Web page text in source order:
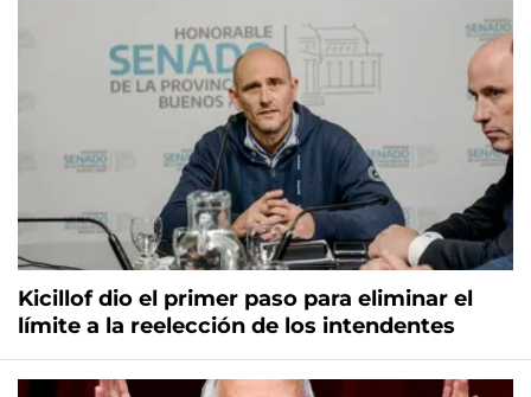
Kicillof dio el primer paso para eliminar el
límite a la reelección de los intendentes